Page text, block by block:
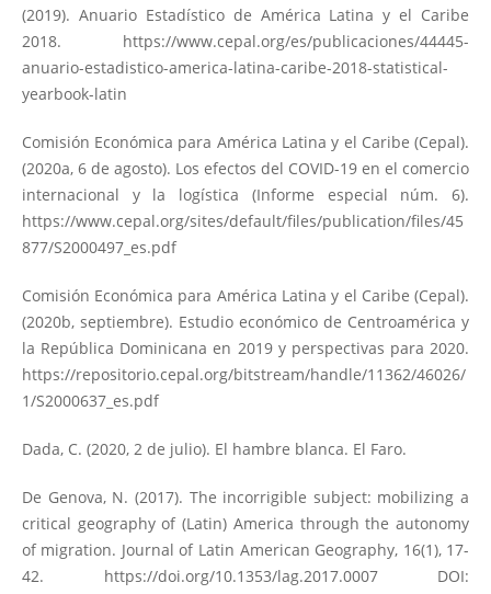
(2019). Anuario Estadístico de América Latina y el Caribe
2018. https://www.cepal.org/es/publicaciones/44445-
anuario-estadistico-america-latina-caribe-2018-statistical-
yearbook-latin
Comisión Económica para América Latina y el Caribe (Cepal).
(2020a, 6 de agosto). Los efectos del COVID-19 en el comercio
internacional y la logística (Informe especial núm. 6).
https://www.cepal.org/sites/default/files/publication/files/45
877/S2000497_es.pdf
Comisión Económica para América Latina y el Caribe (Cepal).
(2020b, septiembre). Estudio económico de Centroamérica y
la República Dominicana en 2019 y perspectivas para 2020.
https://repositorio.cepal.org/bitstream/handle/11362/46026/
1/S2000637_es.pdf
Dada, C. (2020, 2 de julio). El hambre blanca. El Faro.
De Genova, N. (2017). The incorrigible subject: mobilizing a
critical geography of (Latin) America through the autonomy
of migration. Journal of Latin American Geography, 16(1), 17-
42. https://doi.org/10.1353/lag.2017.0007DOI: